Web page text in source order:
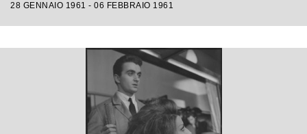
28 GENNAIO 1961 - 06 FEBBRAIO 1961